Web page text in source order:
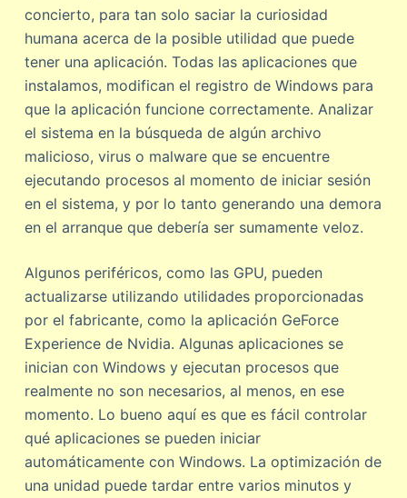
concierto, para tan solo saciar la curiosidad
humana acerca de la posible utilidad que puede
tener una aplicación. Todas las aplicaciones que
instalamos, modifican el registro de Windows para
que la aplicación funcione correctamente. Analizar
el sistema en la búsqueda de algún archivo
malicioso, virus o malware que se encuentre
ejecutando procesos al momento de iniciar sesión
en el sistema, y por lo tanto generando una demora
en el arranque que debería ser sumamente veloz.
Algunos periféricos, como las GPU, pueden
actualizarse utilizando utilidades proporcionadas
por el fabricante, como la aplicación GeForce
Experience de Nvidia. Algunas aplicaciones se
inician con Windows y ejecutan procesos que
realmente no son necesarios, al menos, en ese
momento. Lo bueno aquí es que es fácil controlar
qué aplicaciones se pueden iniciar
automáticamente con Windows. La optimización de
una unidad puede tardar entre varios minutos y